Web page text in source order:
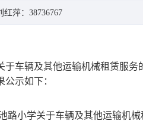
红萍：38736767
于车辆及其他运输机械租赁服务
示如下：
路小学关于车辆及其他运输机